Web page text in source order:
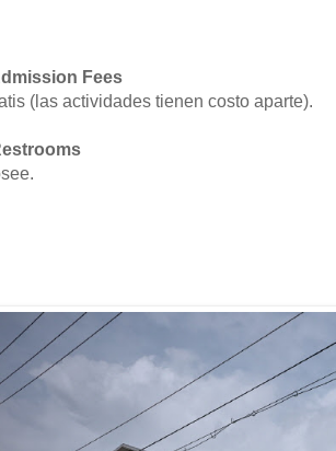
Fees
(las actividades tienen costo aparte).